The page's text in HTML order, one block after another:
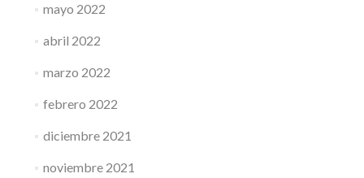
mayo 2022
abril 2022
marzo 2022
febrero 2022
diciembre 2021
noviembre 2021